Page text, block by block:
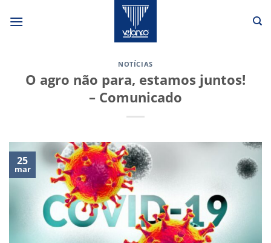
NOTÍCIAS
O agro não para, estamos juntos!
– Comunicado
25
mar